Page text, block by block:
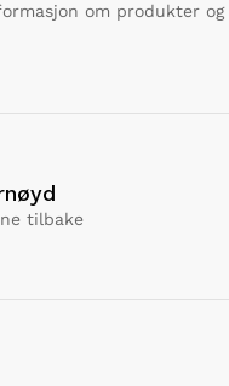
om produkter og
tilbake